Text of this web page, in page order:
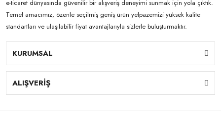
e-ticaret dünyasında güvenilir bir alışveriş deneyimi sunmak için yola çıktık.
Temel amacımız, özenle seçilmiş geniş ürün yelpazemizi yüksek kalite
standartları ve ulaşılabilir fiyat avantajlarıyla sizlerle buluşturmaktır.
KURUMSAL
ALIŞVERİŞ